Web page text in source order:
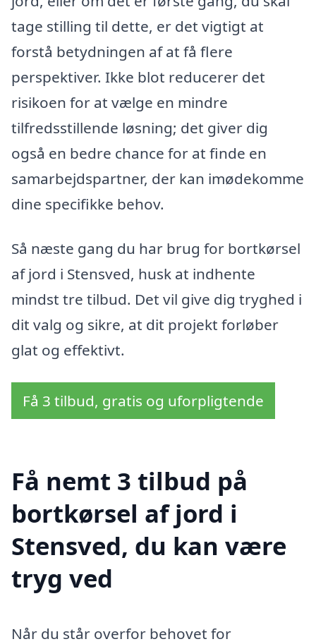
tage stilling til dette, er det vigtigt at
forstå betydningen af at få flere
perspektiver. Ikke blot reducerer det
risikoen for at vælge en mindre
tilfredsstillende løsning; det giver dig
også en bedre chance for at finde en
samarbejdspartner, der kan imødekomme
dine specifikke behov.
Så næste gang du har brug for bortkørsel
af jord i Stensved, husk at indhente
mindst tre tilbud. Det vil give dig tryghed i
dit valg og sikre, at dit projekt forløber
glat og effektivt.
Få 3 tilbud, gratis og uforpligtende
Få nemt 3 tilbud på
bortkørsel af jord i
Stensved, du kan være
tryg ved
Når du står overfor behovet for